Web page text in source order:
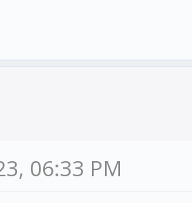
06:33 PM